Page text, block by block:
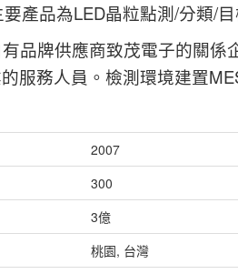
產品為LED晶粒點測/分類/
品牌供應商致茂電子的關
服務人員。檢測環境建置
2007
300
3億
桃園, 台灣